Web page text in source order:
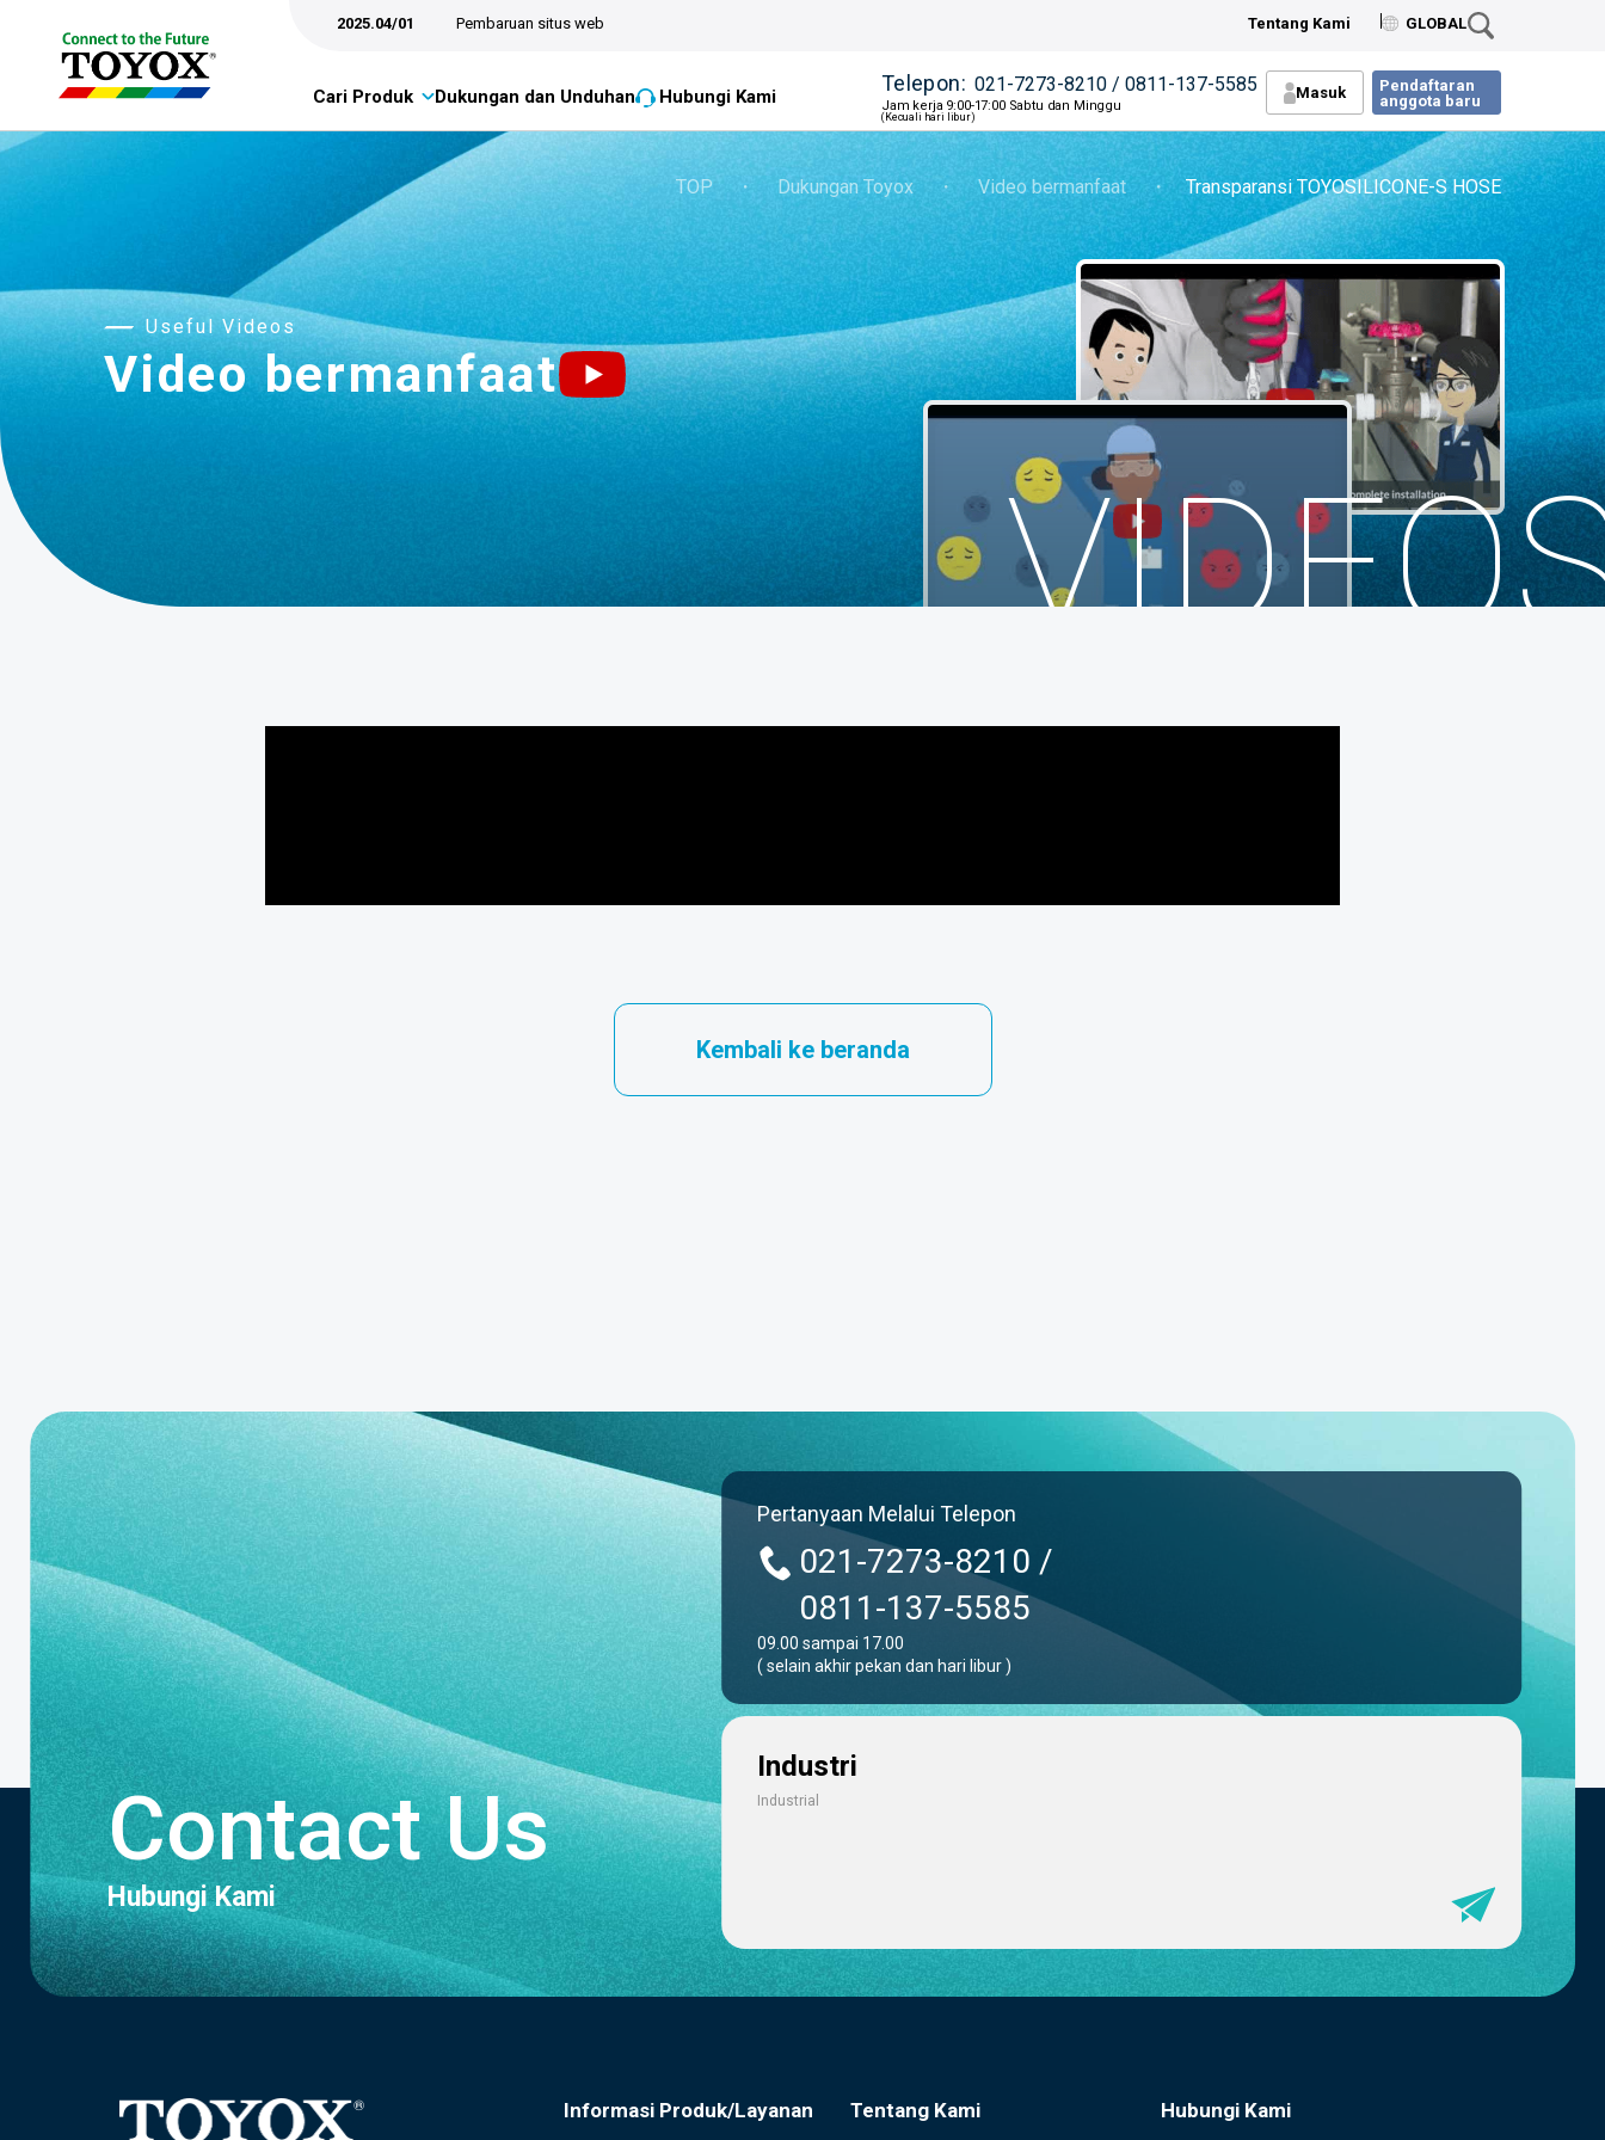
2025.04/01 Pembaruan situs web Tentang Kami GLOBAL
Cari Produk Dukungan dan Unduhan Hubungi Kami
Telepon: 021-7273-8210 / 0811-137-5585
Jam kerja 9:00-17:00 Sabtu dan Minggu
(Kecuali hari libur)
Masuk
Pendaftaran
anggota baru
TOP ・ Dukungan Toyox ・ Video bermanfaat ・ Transparansi TOYOSILICONE-S HOSE
Useful Videos
Video bermanfaat
Kembali ke beranda
Contact Us
Hubungi Kami
Pertanyaan Melalui Telepon
021-7273-8210 /
0811-137-5585
09.00 sampai 17.00
( selain akhir pekan dan hari libur )
Industri
Industrial
Informasi Produk/Layanan Tentang Kami Hubungi Kami